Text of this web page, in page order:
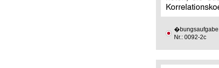
�bungsaufgabe
Nr.: 0092-2c